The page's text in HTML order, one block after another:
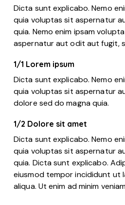
Dicta sunt explicabo. Nemo
quia voluptas sit aspernatur
quia. Nemo enim ipsam
aspernatur aut odit aut fugit,
1/1 Lorem ipsum
Dicta sunt explicabo. Nemo
quia voluptas sit aspernatur
dolore sed do magna quia.
1/2 Dolore sit amet
Dicta sunt explicabo. Nemo
quia voluptas sit aspernatur
quia. Dicta sunt explicabo.
eiusmod tempor incididunt ut
aliqua. Ut enim ad minim